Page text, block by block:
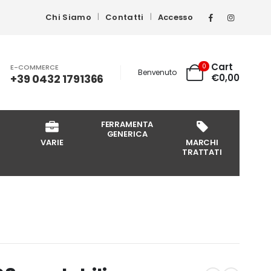
Chi Siamo Contatti Accesso
E-COMMERCE
+39 0432 1791366 Benvenuto
0
Cart
€0,00
VARIE
FERRAMENTA
GENERICA
MARCHI
TRATTATI